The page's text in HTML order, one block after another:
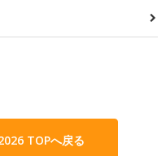
TOPへ戻る